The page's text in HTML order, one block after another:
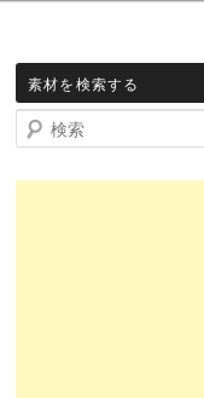
素材を検索する
検索